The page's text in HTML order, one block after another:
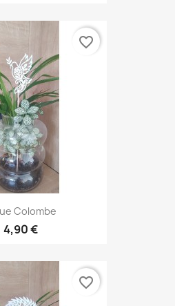
Colombe
4,90 €
favorite_border
favorite_border